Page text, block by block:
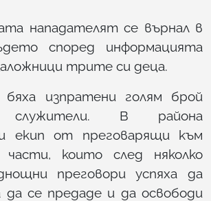
нападателят се върнал в
според информацията
трите си деца.
изпратени голям брой
служители. В района
екип от преговарящи към
части, които след няколко
преговори успяха да
се предаде и да освободи